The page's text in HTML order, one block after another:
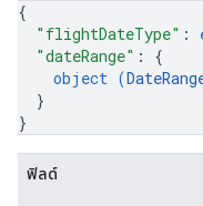
{
"flightDateType" :
"dateRange" : {
object (
}
}
ฟิลด์